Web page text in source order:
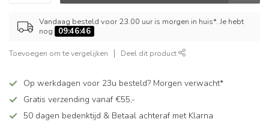
Vandaag besteld voor 23.00 uur is morgen in huis*. Je hebt
nog
09:46:45
Toevoegen om te vergelijken Deel dit product
Op werkdagen voor 23u besteld? Morgen verwacht*
Gratis verzending vanaf €55,-
50 dagen bedenktijd & Betaal achteraf met Klarna